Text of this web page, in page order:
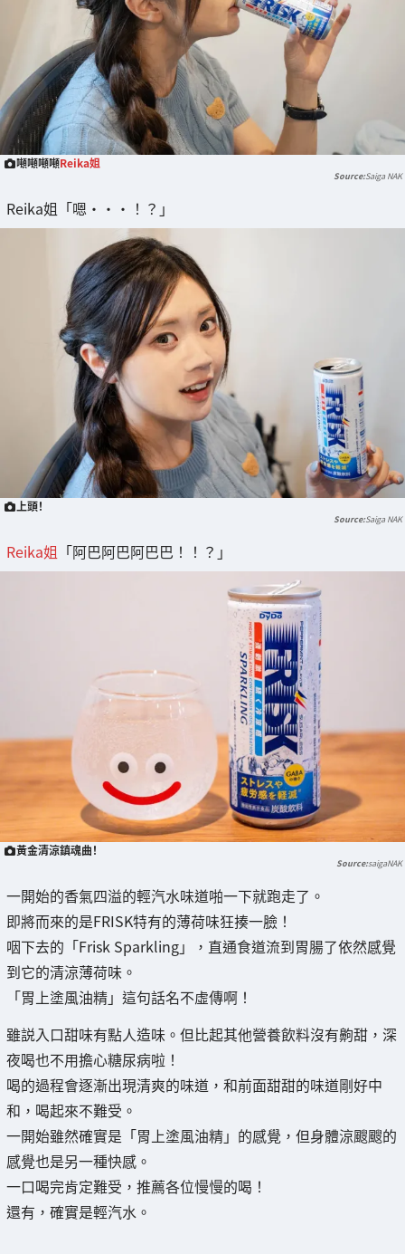
噸噸噸噸Reika姐
Saiga NAK
Reika姐「嗯・・・！？」
上頭！
Saiga NAK
Reika姐 「阿巴阿巴阿巴巴！！？」
黃金清涼鎮魂曲！
saigaNAK
一開始的香氣四溢的輕汽水味道啪一下就跑走了。
即將而來的是FRISK特有的薄荷味狂揍一臉！
咽下去的「Frisk Sparkling」，直通食道流到胃腸了依然感覺
到它的清涼薄荷味。
「胃上塗風油精」這句話名不虛傳啊！
雖説入口甜味有點人造味。但比起其他營養飲料沒有齁甜，深
夜喝也不用擔心糖尿病啦！
喝的過程會逐漸出現清爽的味道，和前面甜甜的味道剛好中
和，喝起來不難受。
一開始雖然確實是「胃上塗風油精」的感覺，但身體涼颼颼的
感覺也是另一種快感。
一口喝完肯定難受，推薦各位慢慢的喝！
還有，確實是輕汽水。